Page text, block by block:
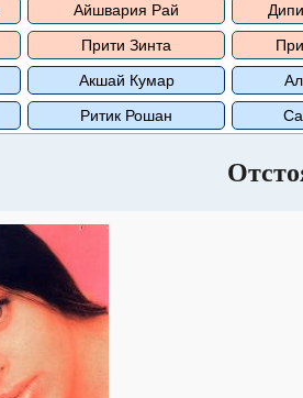
Айшвария Рай
Прити Зинта
Акшай Кумар
Ритик Рошан